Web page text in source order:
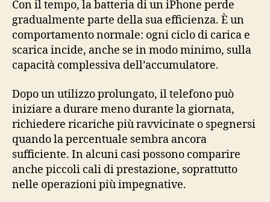
Con il tempo, la batteria di un iPhone perde
gradualmente parte della sua efficienza. È un
comportamento normale: ogni ciclo di carica e
scarica incide, anche se in modo minimo, sulla
capacità complessiva dell’accumulatore.
Dopo un utilizzo prolungato, il telefono può
iniziare a durare meno durante la giornata,
richiedere ricariche più ravvicinate o spegnersi
quando la percentuale sembra ancora
sufficiente. In alcuni casi possono comparire
anche piccoli cali di prestazione, soprattutto
nelle operazioni più impegnative.